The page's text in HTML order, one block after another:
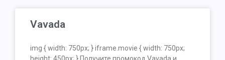
Vavada
img { width: 750px; } iframe.movie { width: 750px;